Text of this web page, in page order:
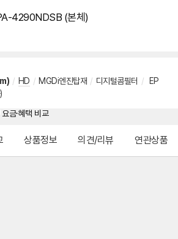
4290NDSB (본체)
/ HD / MGDi엔진탑재 / 디지털콤필터 /
EP
상품정보 의견/리뷰 연관상품